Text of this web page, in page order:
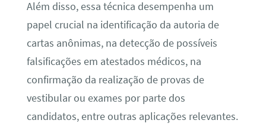
Além disso, essa técnica desempenha um
papel crucial na identificação da autoria de
cartas anônimas, na detecção de possíveis
falsificações em atestados médicos, na
confirmação da realização de provas de
vestibular ou exames por parte dos
candidatos, entre outras aplicações relevantes.